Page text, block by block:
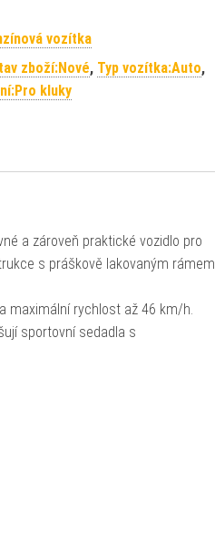
vozítka
zboží:Nové, Typ vozítka:Auto,
kluky
a zároveň praktické vozidlo pro
s práškově lakovaným rámem
maximální rychlost až 46 km/h.
sportovní sedadla s